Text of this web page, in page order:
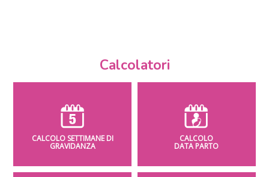
Calcolatori
CALCOLO SETTIMANE DI
GRAVIDANZA
CALCOLO
DATA PARTO